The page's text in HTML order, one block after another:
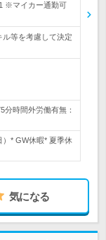
※マイカー通勤可
等を考慮して決定
分時間外労働有無：
）* GW休暇* 夏季休
気になる